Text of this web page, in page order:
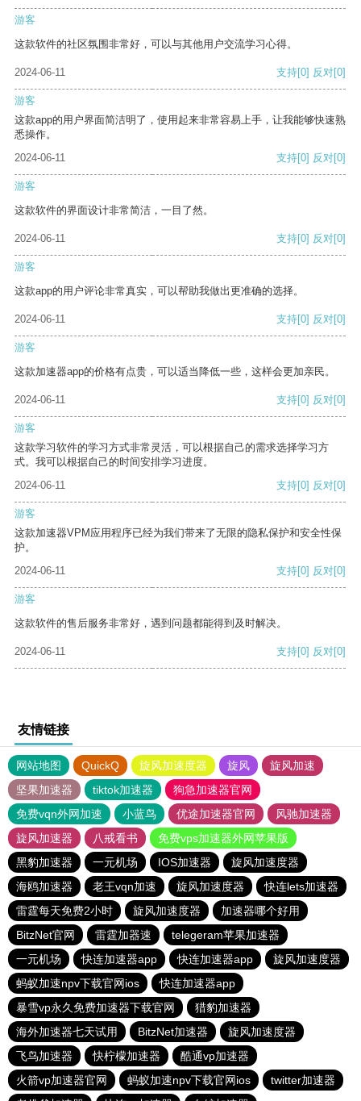
游客
这款软件的社区氛围非常好，可以与其他用户交流学习心得。
2024-06-11 支持[0] 反对[0]
游客
这款app的用户界面简洁明了，使用起来非常容易上手，让我能够快速熟
悉操作。
2024-06-11
支持[0] 反对[0]
游客
这款软件的界面设计非常简洁，一目了然。
2024-06-11 支持[0] 反对[0]
游客
这款app的用户评论非常真实，可以帮助我做出更准确的选择。
2024-06-11 支持[0] 反对[0]
游客
这款加速器app的价格有点贵，可以适当降低一些，这样会更加亲民。
2024-06-11 支持[0] 反对[0]
游客
这款学习软件的学习方式非常灵活，可以根据自己的需求选择学习方
式。我可以根据自己的时间安排学习进度。
2024-06-11
支持[0] 反对[0]
游客
这款加速器VPM应用程序已经为我们带来了无限的隐私保护和安全性保
护。
2024-06-11
支持[0] 反对[0]
游客
这款软件的售后服务非常好，遇到问题都能得到及时解决。
2024-06-11 支持[0] 反对[0]
友情链接
网站地图 QuickQ 旋风加速度器 旋风
旋风加速
坚果加速器
tiktok加速器
狗急加速器官网
免费vqn外网加速
小蓝鸟 优途加速器官网
风驰加速器
旋风加速器
八戒看书
免费vps加速器外网苹果版
黑豹加速器
一元机场 IOS加速器
旋风加速度器
海鸥加速器
老王vqn加速 旋风加速度器
快连lets加速器
雷霆每天免费2小时
旋风加速度器
加速器哪个好用
BitzNet官网
雷霆加器速
telegeram苹果加速器
一元机场
快连加速器app 快连加速器app
旋风加速度器
蚂蚁加速npv下载官网ios
快连加速器app
暴雪vp永久免费加速器下载官网
猎豹加速器
海外加速器七天试用
BitzNet加速器
旋风加速度器
飞鸟加速器
快柠檬加速器
酷通vp加速器
火箭vp加速器官网
蚂蚁加速npv下载官网ios
twitter加速器